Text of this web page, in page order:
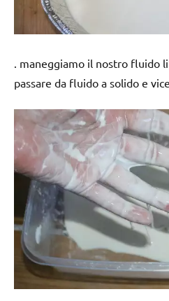
. maneggiamo il nostro fluido
passare da fluido a solido e